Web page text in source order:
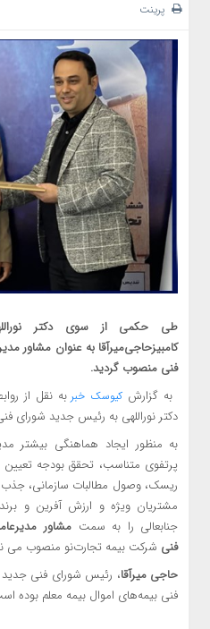
پرینت
طی حکمی از سوی دکتر
کامبیزحاجی‌میرآقا به عنوان مشاور
فنی منصوب گردید.
به گزارش کیوسک خبربه نقل از
دکتر نوراللهی به رئیس جدید شورای
به منظور ایجاد هماهنگی
پرتفوی متناسب، تحقق بودجه تعیین
ریسک، وصول مطالبات سازمانی،
مشتریان ویژه و ارزش آفرین و
جنابعالی را به سمتمشاور
فنی شرکت بیمه تجارت‌نو منصوب می
حاجی میرآقا، رئیس شورای فنی جدید
فنی بیمه‌های اموال بیمه معلم بوده